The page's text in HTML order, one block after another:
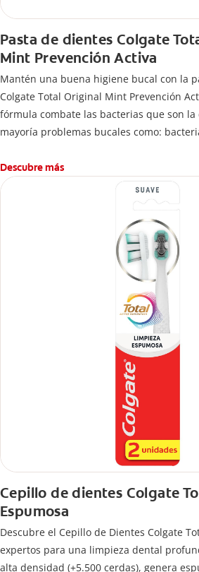
Pasta de dientes Colgate
Mint Prevención Activa
Mantén una buena higiene bucal con la
Colgate Total Original Mint Prevención
fórmula combate las bacterias que son la
mayoría problemas bucales como:
caries.
Descubre más
Cepillo de dientes Colgate
Espumosa
Descubre el Cepillo de Dientes Colgate
expertos para una limpieza dental
alta densidad (+5.500 cerdas), genera